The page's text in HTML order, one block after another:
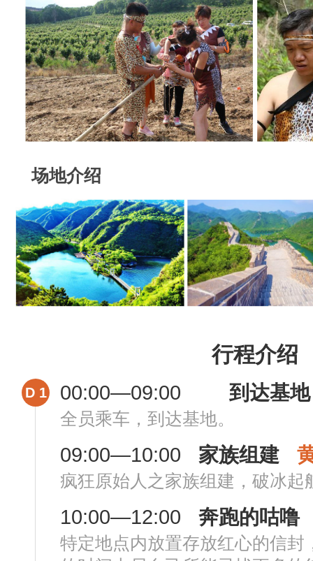
场地介绍
行程介绍
D 1 00:00—09:00 到达基地
全员乘车，到达基地。
09:00—10:00 家族组建
疯狂原始人之家族组建，破冰起
10:00—12:00 奔跑的咕噜
特定地点内放置存放红心的信封